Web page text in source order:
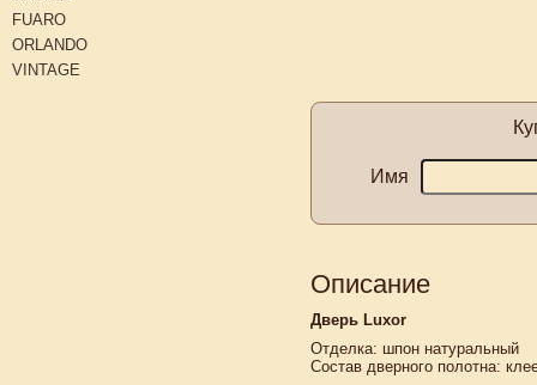
FUARO
ORLANDO
VINTAGE
Имя
Описание
Дверь Luxor
Отделка: шпон натуральный
Состав дверного полотна: